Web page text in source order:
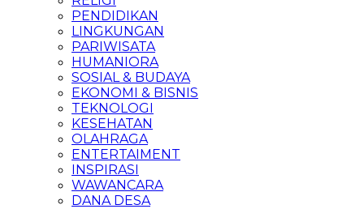
PENDIDIKAN
LINGKUNGAN
PARIWISATA
HUMANIORA
SOSIAL & BUDAYA
EKONOMI & BISNIS
TEKNOLOGI
KESEHATAN
OLAHRAGA
ENTERTAIMENT
INSPIRASI
WAWANCARA
DANA DESA